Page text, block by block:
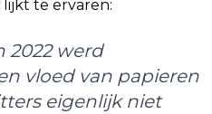
lijkt te ervaren:
2022 werd
vloed van papieren
eigenlijk niet